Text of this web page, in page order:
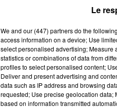
Le
We and our (447) partnersdo the
access information on a device; Use
select personalised advertising; Measure
statistics or combinations of data from
profiles to select personalised content;
Deliver and present advertising and
data such as IP address and browsing
requested; Use precise geolocation data;
based on information transmitted